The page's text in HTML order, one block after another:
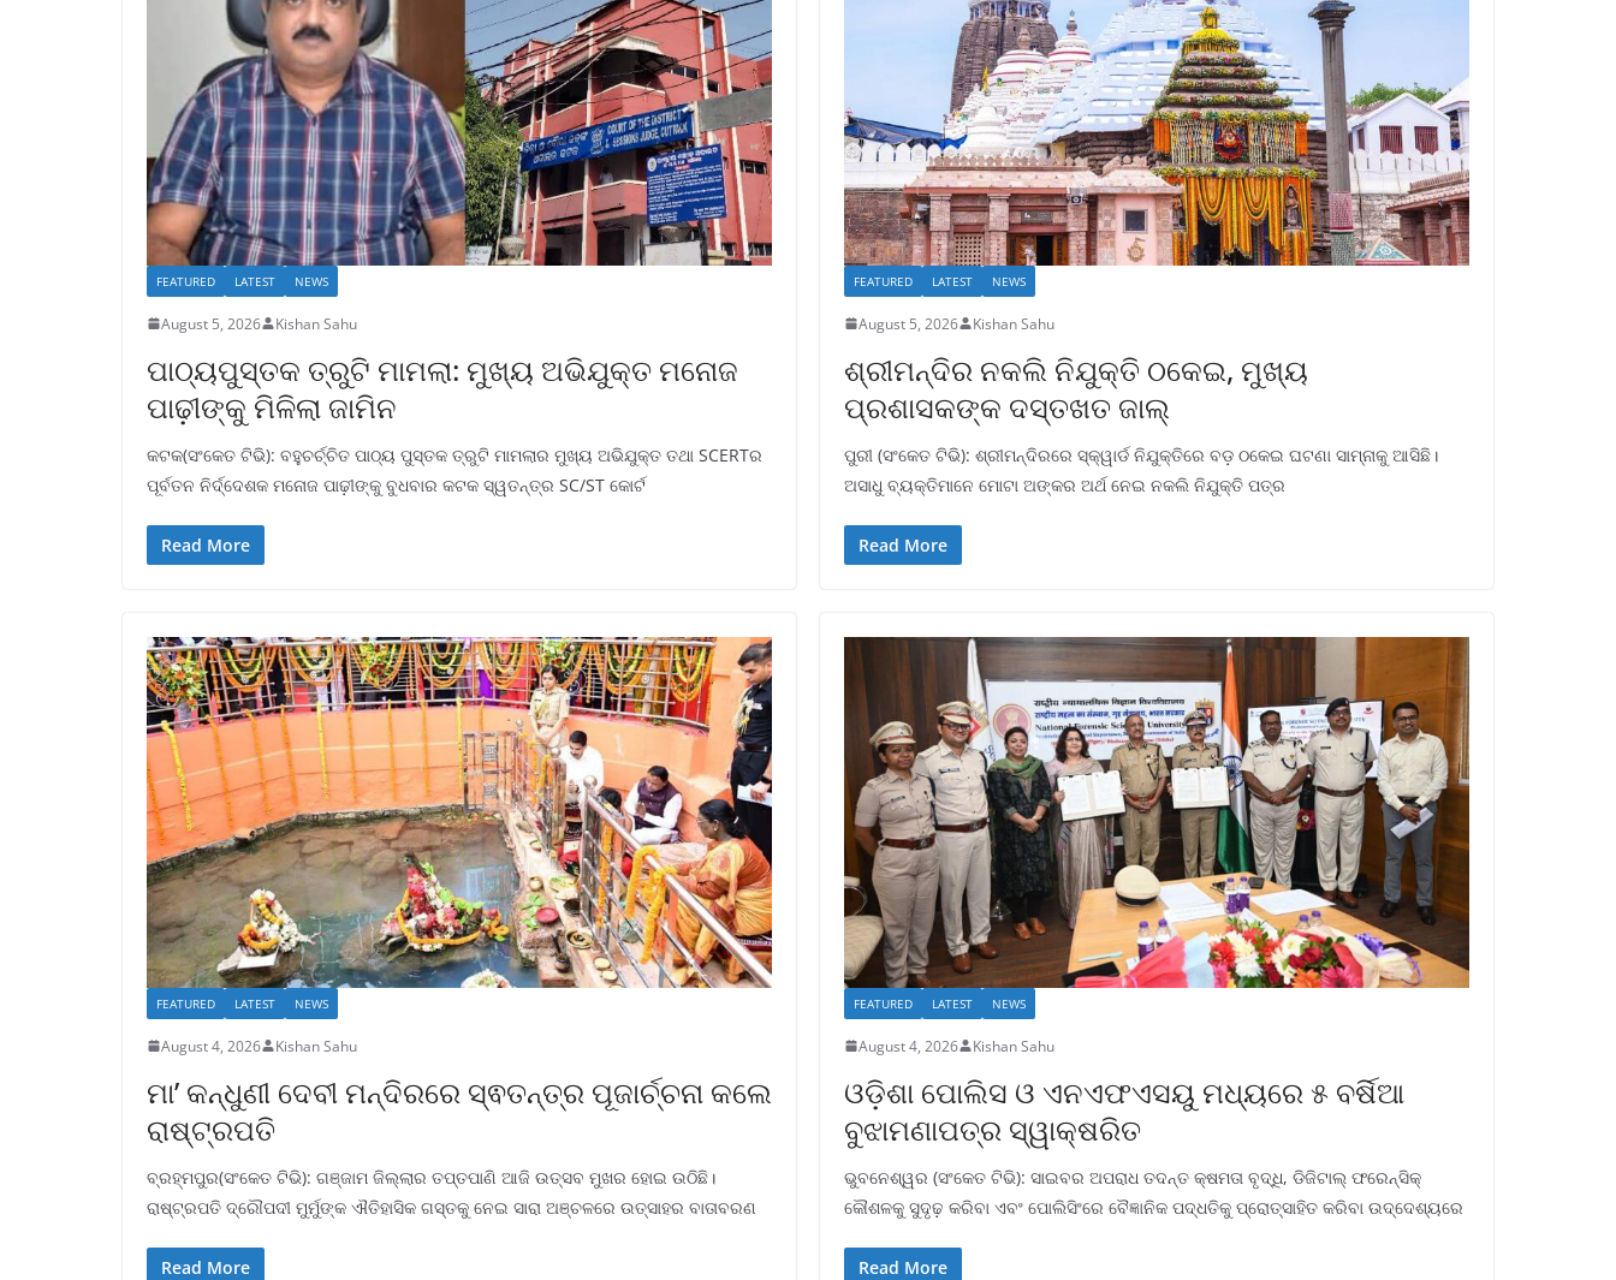
FEATURED LATEST NEWS
August 5, 2026 Kishan Sahu
ପାଠ୍ୟପୁସ୍ତକ ତ୍ରୁଟି ମାମଲା: ମୁଖ୍ୟ ଅଭିଯୁକ୍ତ ମନୋଜ
ପାଢ଼ୀଙ୍କୁ ମିଳିଲା ଜାମିନ
କଟକ(ସଂକେତ ଟିଭି): ବହୁଚର୍ଚ୍ଚିତ ପାଠ୍ୟ ପୁସ୍ତକ ତ୍ରୁଟି ମାମଲାର ମୁଖ୍ୟ ଅଭିଯୁକ୍ତ ତଥା SCERTର
ପୂର୍ବତନ ନିର୍ଦ୍ଦେଶକ ମନୋଜ ପାଢ଼ୀଙ୍କୁ ବୁଧବାର କଟକ ସ୍ୱତନ୍ତ୍ର SC/ST କୋର୍ଟ
Read More
FEATURED LATEST NEWS
August 5, 2026 Kishan Sahu
ଶ୍ରୀମନ୍ଦିର ନକଲି ନିଯୁକ୍ତି ଠକେଇ, ମୁଖ୍ୟ
ପ୍ରଶାସକଙ୍କ ଦସ୍ତଖତ ଜାଲ୍
ପୁରୀ (ସଂକେତ ଟିଭି): ଶ୍ରୀମନ୍ଦିରରେ ସ୍କ୍ୱାର୍ଡ ନିଯୁକ୍ତିରେ ବଡ଼ ଠକେଇ ଘଟଣା ସାମ୍ନାକୁ ଆସିଛି।
ଅସାଧୁ ବ୍ୟକ୍ତିମାନେ ମୋଟା ଅଙ୍କର ଅର୍ଥ ନେଇ ନକଲି ନିଯୁକ୍ତି ପତ୍ର
Read More
FEATURED LATEST NEWS
August 4, 2026 Kishan Sahu
ମା’ କନ୍ଧୁଣୀ ଦେବୀ ମନ୍ଦିରରେ ସ୍ଵତନ୍ତ୍ର ପୂଜାର୍ଚ୍ଚନା କଲେ
ରାଷ୍ଟ୍ରପତି
ବ୍ରହ୍ମପୁର(ସଂକେତ ଟିଭି): ଗଞ୍ଜାମ ଜିଲ୍ଲାର ତପ୍ତପାଣି ଆଜି ଉତ୍ସବ ମୁଖର ହୋଇ ଉଠିଛି।
ରାଷ୍ଟ୍ରପତି ଦ୍ରୌପଦୀ ମୁର୍ମୁଙ୍କ ଐତିହାସିକ ଗସ୍ତକୁ ନେଇ ସାରା ଅଞ୍ଚଳରେ ଉତ୍ସାହର ବାତାବରଣ
Read More
FEATURED LATEST NEWS
August 4, 2026 Kishan Sahu
ଓଡ଼ିଶା ପୋଲିସ ଓ ଏନଏଫଏସୟୁ ମଧ୍ୟରେ ୫ ବର୍ଷିଆ
ବୁଝାମଣାପତ୍ର ସ୍ୱାକ୍ଷରିତ
ଭୁବନେଶ୍ୱର (ସଂକେତ ଟିଭି): ସାଇବର ଅପରାଧ ତଦନ୍ତ କ୍ଷମତା ବୃଦ୍ଧି, ଡିଜିଟାଲ୍ ଫରେନ୍ସିକ୍
କୌଶଳକୁ ସୁଦୃଢ଼ କରିବା ଏବଂ ପୋଲିସିଂରେ ବୈଜ୍ଞାନିକ ପଦ୍ଧତିକୁ ପ୍ରୋତ୍ସାହିତ କରିବା ଉଦ୍ଦେଶ୍ୟରେ
Read More